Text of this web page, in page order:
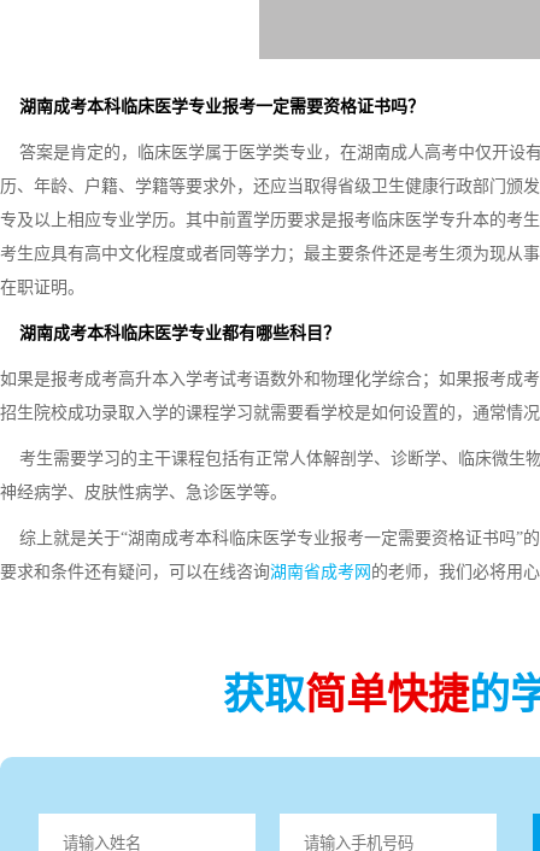
湖南成考本科临床医学专业报考一定需要资格证书吗？
答案是肯定的，临床医学属于医学类专业，在湖南成人高考中仅开设
历、年龄、户籍、学籍等要求外，还应当取得省级卫生健康行政部门颁
专及以上相应专业学历。其中前置学历要求是报考临床医学专升本的考
考生应具有高中文化程度或者同等学力；最主要条件还是考生须为现从
在职证明。
湖南成考本科临床医学专业都有哪些科目？
如果是报考成考高升本入学考试考语数外和物理化学综合；如果报考成
招生院校成功录取入学的课程学习就需要看学校是如何设置的，通常情
考生需要学习的主干课程包括有正常人体解剖学、诊断学、临床微生
神经病学、皮肤性病学、急诊医学等。
综上就是关于“湖南成考本科临床医学专业报考一定需要资格证书吗”
要求和条件还有疑问，可以在线咨询湖南省成考网 的老师，我们必将用
获取简单快捷的